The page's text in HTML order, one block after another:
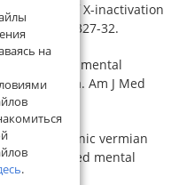
dynamics of X-inactivation
66(4):327-32.
X-linked mental
Columbia. Am J Med
oligophrenic vermian
X-linked mental
на
.